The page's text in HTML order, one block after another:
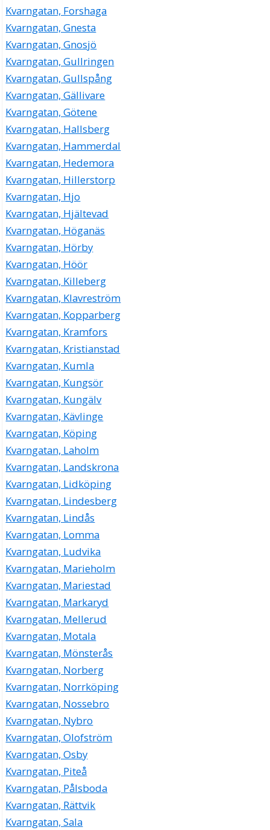
Kvarngatan, Forshaga
Kvarngatan, Gnesta
Kvarngatan, Gnosjö
Kvarngatan, Gullringen
Kvarngatan, Gullspång
Kvarngatan, Gällivare
Kvarngatan, Götene
Kvarngatan, Hallsberg
Kvarngatan, Hammerdal
Kvarngatan, Hedemora
Kvarngatan, Hillerstorp
Kvarngatan, Hjo
Kvarngatan, Hjältevad
Kvarngatan, Höganäs
Kvarngatan, Hörby
Kvarngatan, Höör
Kvarngatan, Killeberg
Kvarngatan, Klavreström
Kvarngatan, Kopparberg
Kvarngatan, Kramfors
Kvarngatan, Kristianstad
Kvarngatan, Kumla
Kvarngatan, Kungsör
Kvarngatan, Kungälv
Kvarngatan, Kävlinge
Kvarngatan, Köping
Kvarngatan, Laholm
Kvarngatan, Landskrona
Kvarngatan, Lidköping
Kvarngatan, Lindesberg
Kvarngatan, Lindås
Kvarngatan, Lomma
Kvarngatan, Ludvika
Kvarngatan, Marieholm
Kvarngatan, Mariestad
Kvarngatan, Markaryd
Kvarngatan, Mellerud
Kvarngatan, Motala
Kvarngatan, Mönsterås
Kvarngatan, Norberg
Kvarngatan, Norrköping
Kvarngatan, Nossebro
Kvarngatan, Nybro
Kvarngatan, Olofström
Kvarngatan, Osby
Kvarngatan, Piteå
Kvarngatan, Pålsboda
Kvarngatan, Rättvik
Kvarngatan, Sala